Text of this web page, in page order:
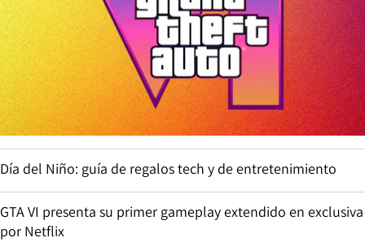
Día del Niño: guía de regalos tech y de entretenimiento
GTA VI presenta su primer gameplay extendido en exclusiva
por Netflix